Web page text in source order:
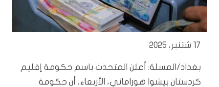
17 شتنبر، 2025
بغداد/المسلة: أعلن المتحدث باسم حكومة إقليم
كردستان بيشوا هوراماني، الأربعاء، أن حكومة